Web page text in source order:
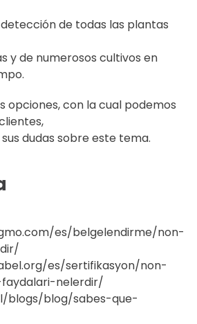
de todas las plantas
y de numerosos cultivos en
opciones, con la cual podemos
dudas sobre este tema.
es/belgelendirme/non-
es/sertifikasyon/non-
nelerdir/
blogs/blog/sabes-que-